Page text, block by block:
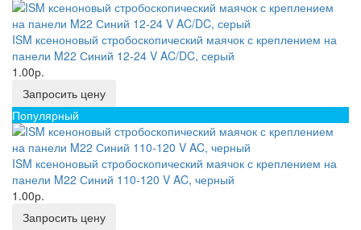
ISM ксеноновый стробоскопический маячок с креплением на
панели M22 Синий 12-24 V AC/DC, серый
1.00р.
Запросить цену
Популярный
ISM ксеноновый стробоскопический маячок с креплением на
панели M22 Синий 110-120 V AC, черный
1.00р.
Запросить цену